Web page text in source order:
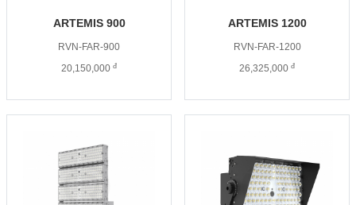
ARTEMIS 900
RVN-FAR-900
20,150,000 đ
ARTEMIS 1200
RVN-FAR-1200
26,325,000 đ